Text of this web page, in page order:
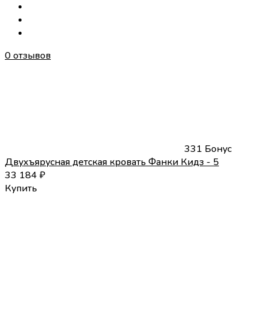
0 отзывов
331 Бонус
Двухъярусная детская кровать Фанки Кидз - 5
33 184 ₽
Купить